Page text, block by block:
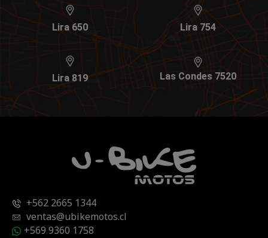
Lira 650 Lira 754
Lira 819 Las Condes 7520
+562 2665 1344
ventas@ubikemotos.cl
+569 9360 1758